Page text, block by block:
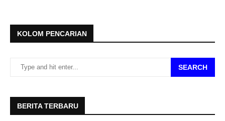
KOLOM PENCARIAN
SEARCH
BERITA TERBARU